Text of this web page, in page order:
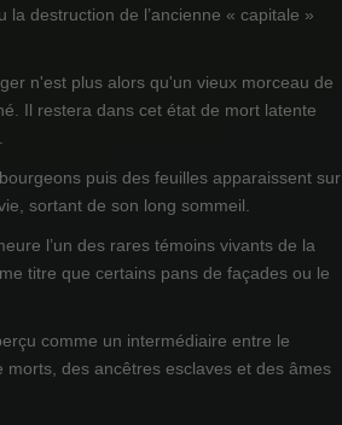
destruction de l’ancienne « capitale »
n'est plus alors qu'un vieux morceau de
Il restera dans cet état de mort latente
puis des feuilles apparaissent sur
sortant de son long sommeil.
l’un des rares témoins vivants de la
titre que certains pans de façades ou le
comme un intermédiaire entre le
des ancêtres esclaves et des âmes